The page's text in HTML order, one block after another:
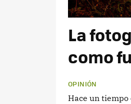
La
como
OPINIÓN
Hace un tiempo